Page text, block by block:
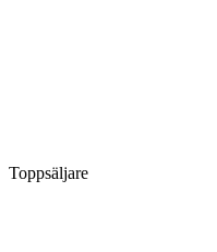
Toppsäljare